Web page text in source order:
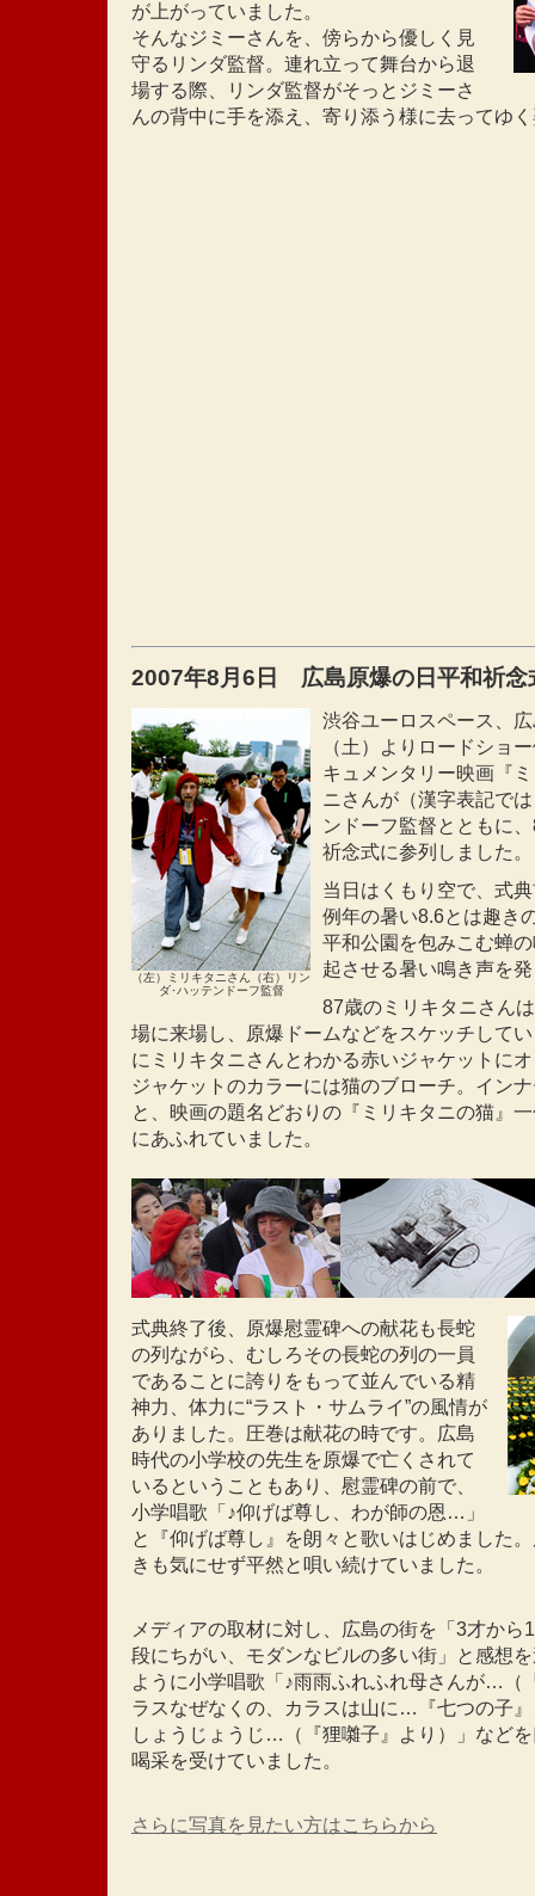
が上がっていました。
そんなジミーさんを、傍らから優しく見
守るリンダ監督。連れ立って舞台から退
場する際、リンダ監督がそっとジミーさ
んの背中に手を添え、寄り添う様に去ってゆ
2007年8月6日 広島原爆の日平和祈念
（左）ミリキタニさん（右）リン
ダ･ハッテンドーフ監督
渋谷ユーロスペース、
（土）よりロードショ
キュメンタリー映画『
ニさんが（漢字表記で
ンドーフ監督とともに
祈念式に参列しました。
当日はくもり空で、式
例年の暑い8.6とは趣き
平和公園を包みこむ蝉
起させる暑い鳴き声を
87歳のミリキタニさん
場に来場し、原爆ドームなどをスケッチして
にミリキタニさんとわかる赤いジャケットに
ジャケットのカラーには猫のブローチ。イン
と、映画の題名どおりの『ミリキタニの猫』
にあふれていました。
式典終了後、原爆慰霊碑への献花も長蛇
の列ながら、むしろその長蛇の列の一員
であることに誇りをもって並んでいる精
神力、体力に“ラスト・サムライ”の風情が
ありました。圧巻は献花の時です。広島
時代の小学校の先生を原爆で亡くされて
いるということもあり、慰霊碑の前で、
小学唱歌「♪仰げば尊し、わが師の恩…」
と『仰げば尊し』を朗々と歌いはじめました
きも気にせず平然と唄い続けていました。
メディアの取材に対し、広島の街を「3才から
段にちがい、モダンなビルの多い街」と感想
ように小学唱歌「♪雨雨ふれふれ母さんが…（
ラスなぜなくの、カラスは山に…『七つの子
しょうじょうじ…（『狸囃子』より）」など
喝采を受けていました。
さらに写真を見たい方はこちらから